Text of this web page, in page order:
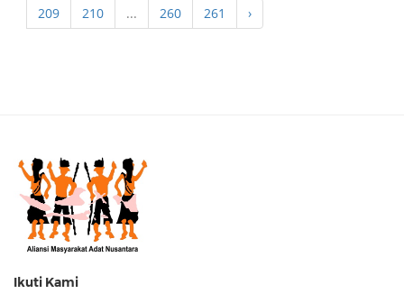
209
210 ... 260 261 ›
Ikuti Kami